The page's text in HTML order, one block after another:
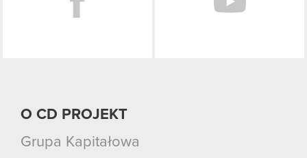
O CD PROJEKT
Grupa Kapitałowa